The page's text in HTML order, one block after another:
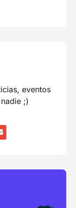
eventos
;)